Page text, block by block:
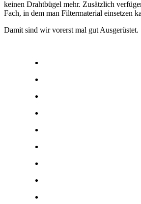
keinen Drahtbügel mehr. Zusätzlich
Fach, in dem man Filtermaterial einsetzen
Damit sind wir vorerst mal gut Ausgerüstet.